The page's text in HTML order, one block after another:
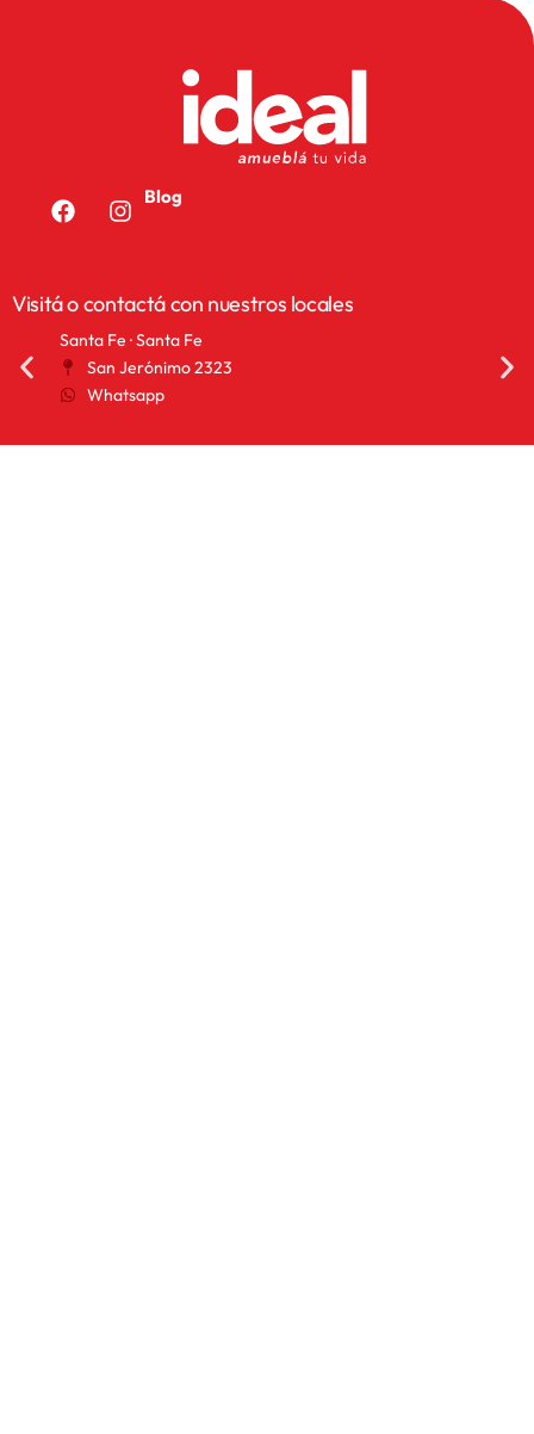
Blog
Visitá o contactá con nuestros locales
Santa Fe · Santa Fe
San Jerónimo 2323
Whatsapp